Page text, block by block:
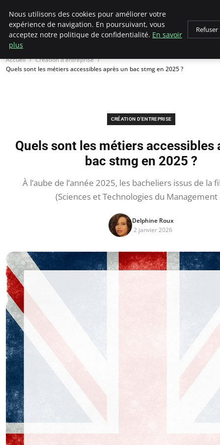
LECFCM
Accueil
Création d'entreprise
Quels sont les métiers accessibles après un bac stmg en 2025 ?
CRÉATION D'ENTREPRISE
Quels sont les métiers accessibles
bac stmg en 2025 ?
À l’aube de l’année 2025, les bacheliers issus de la
(Sciences et Technologies du Management
Delphine Roux
2 janvier 2026
Nous utilisons des cookies pour améliorer votre
expérience de navigation. En poursuivant, vous
acceptez notre politique de confidentialité. En savoir
plus
Refuser